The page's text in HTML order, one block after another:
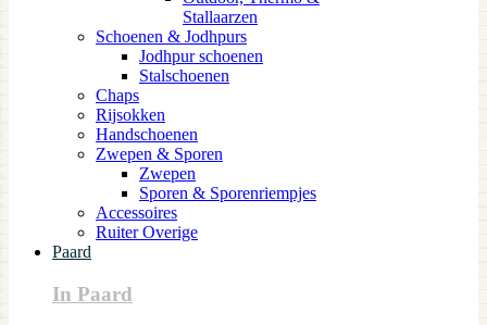
Stallaarzen
Schoenen & Jodhpurs
Jodhpur schoenen
Stalschoenen
Chaps
Rijsokken
Handschoenen
Zwepen & Sporen
Zwepen
Sporen & Sporenriempjes
Accessoires
Ruiter Overige
Paard
In Paard